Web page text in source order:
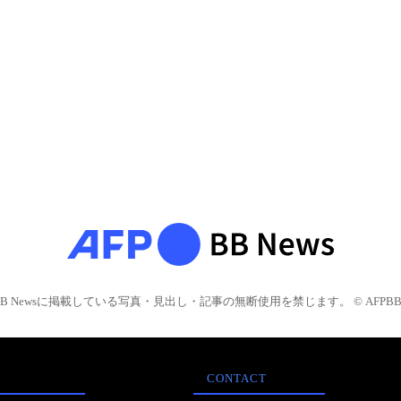
Newsに掲載している写真・見出し・記事の無断使用を禁じます。 © AFPBB
CONTACT